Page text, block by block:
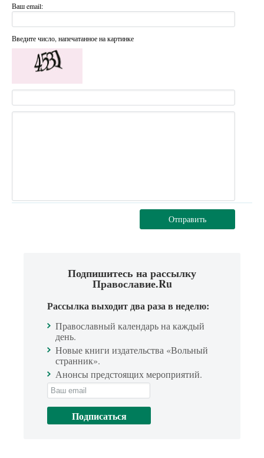
Ваш email:
Введите число, напечатанное на картинке
Отправить
Подпишитесь на рассылку
Православие.Ru
Рассылка выходит два раза в неделю:
Православный календарь на каждый
день.
Новые книги издательства «Вольный
странник».
Анонсы предстоящих мероприятий.